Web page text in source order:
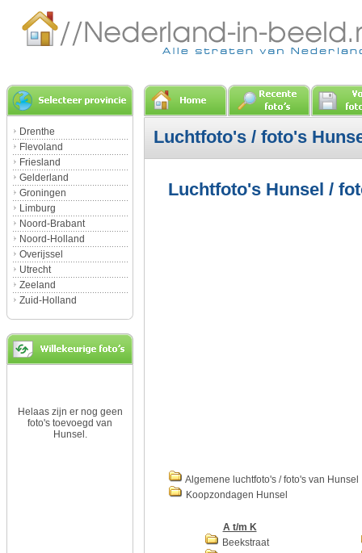
Drenthe
Flevoland
Friesland
Gelderland
Groningen
Limburg
Noord-Brabant
Noord-Holland
Overijssel
Utrecht
Zeeland
Zuid-Holland
Helaas zijn er nog geen
foto's toevoegd van
Hunsel.
Luchtfoto's / foto's
Luchtfoto's Hunsel /
Algemene luchtfoto's / foto's van Hunsel
Koopzondagen Hunsel
A t/m K
Beekstraat